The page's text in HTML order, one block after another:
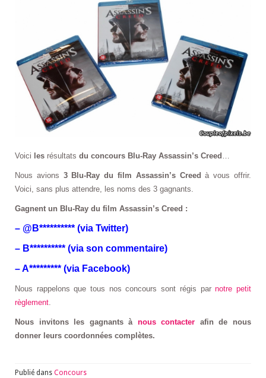
Voici les résultats du concours Blu-Ray Assassin’s Creed …
Nous avions 3 Blu-Ray du film Assassin’s Creed à vous offrir.
Voici, sans plus attendre, les noms des 3 gagnants.
Gagnent un Blu-Ray du film Assassin’s Creed :
– @B********** (via Twitter)
– B********** (via son commentaire)
– A********* (via Facebook)
Nous rappelons que tous nos concours sont régis parnotre petit
règlement.
Nous invitons les gagnants à nous contacter afin de nous
donner leurs coordonnées complètes.
Publié dans Concours